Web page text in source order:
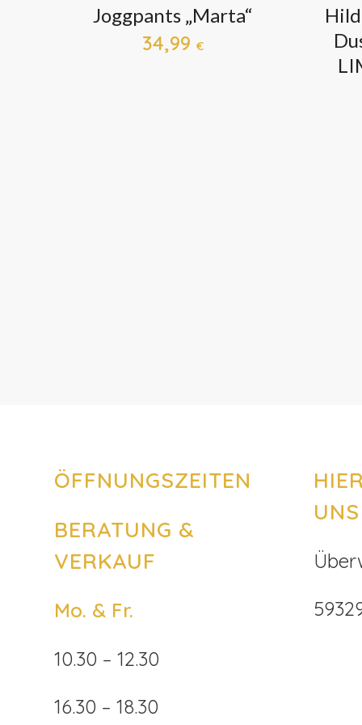
Joggpants „Marta“
34,99 €
ÖFFNUNGSZEITEN
BERATUNG &
VERKAUF
Mo. & Fr.
10.30 – 12.30
16.30 – 18.30
UNS